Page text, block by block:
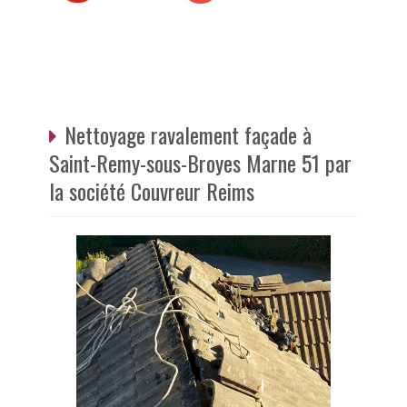
Nettoyage ravalement façade à
Saint-Remy-sous-Broyes Marne 51 par
la société Couvreur Reims